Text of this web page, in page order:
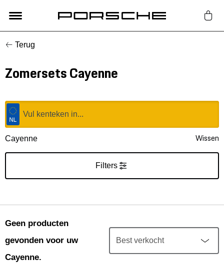
Lifestyle
Auto Accessoires
Classic
Nieuw
Mijn account
Klantenservice
Terug
Zomersets Cayenne
Cayenne Wissen
Filters
Geen producten
gevonden voor uw
Cayenne.